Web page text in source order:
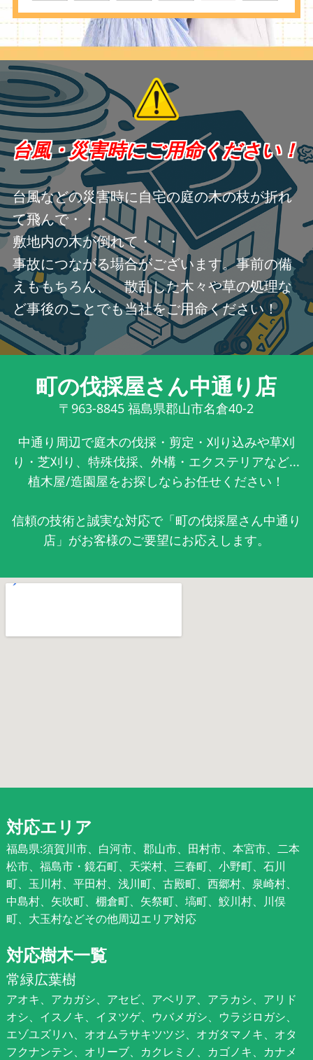
台風・災害時にご用命ください！
台風などの災害時に自宅の庭の木の枝が折れ
て飛んで・・・
敷地内の木が倒れて・・・
事故につながる場合がございます。事前の備
えももちろん、 散乱した木々や草の処理な
ど事後のことでも当社をご用命ください！
町の伐採屋さん中通り店
〒963-8845 福島県郡山市名倉40-2
中通り周辺で庭木の伐採・剪定・刈り込みや草刈
り・芝刈り、特殊伐採、外構・エクステリアなど...
植木屋/造園屋をお探しならお任せください！
信頼の技術と誠実な対応で「町の伐採屋さん中通り
店」がお客様のご要望にお応えします。
対応エリア
福島県:須賀川市、白河市、郡山市、田村市、本宮市、二本
松市、福島市・鏡石町、天栄村、三春町、小野町、石川
町、玉川村、平田村、浅川町、古殿町、西郷村、泉崎村、
中島村、矢吹町、棚倉町、矢祭町、塙町、鮫川村、川俣
町、大玉村などその他周辺エリア対応
対応樹木一覧
常緑広葉樹
アオキ、アカガシ、アセビ、アベリア、アラカシ、アリド
オシ、イスノキ、イヌツゲ、ウバメガシ、ウラジロガシ、
エゾユズリハ、オオムラサキツツジ、オガタマノキ、オタ
フクナンテン、オリーブ、カクレミノ、カゴノキ、カナメ